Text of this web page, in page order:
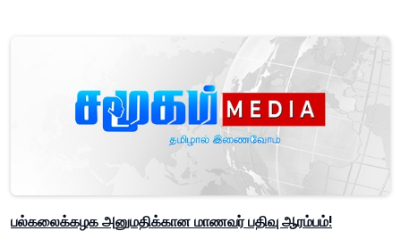
பல்கலைக்கழக அனுமதிக்கான மாணவர் பதிவு ஆரம்பம்!